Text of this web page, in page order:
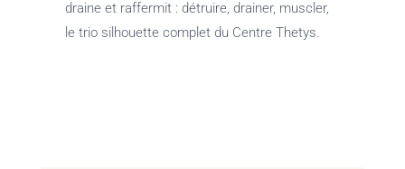
draine et raffermit : détruire, drainer, muscler,
le trio silhouette complet du Centre Thetys.